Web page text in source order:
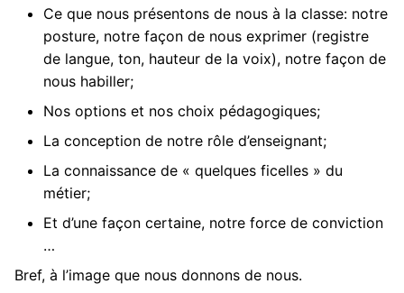
Ce que nous présentons de nous à la classe: notre
posture, notre façon de nous exprimer (registre
de langue, ton, hauteur de la voix), notre façon de
nous habiller;
Nos options et nos choix pédagogiques;
La conception de notre rôle d’enseignant;
La connaissance de « quelques ficelles » du
métier;
Et d’une façon certaine, notre force de conviction
…
Bref, à l’image que nous donnons de nous.